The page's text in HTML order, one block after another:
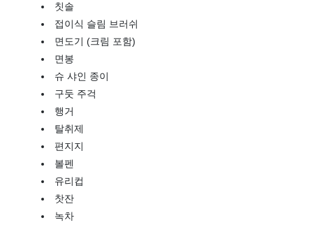
칫솔
접이식 슬림 브러쉬
면도기 (크림 포함)
면봉
슈 샤인 종이
구둣 주걱
행거
탈취제
편지지
볼펜
유리컵
찻잔
녹차